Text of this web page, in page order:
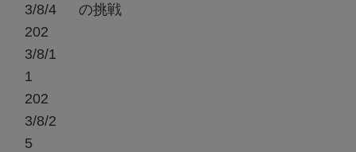
3/8/4
202
3/8/1
1
202
3/8/2
5
の挑戦